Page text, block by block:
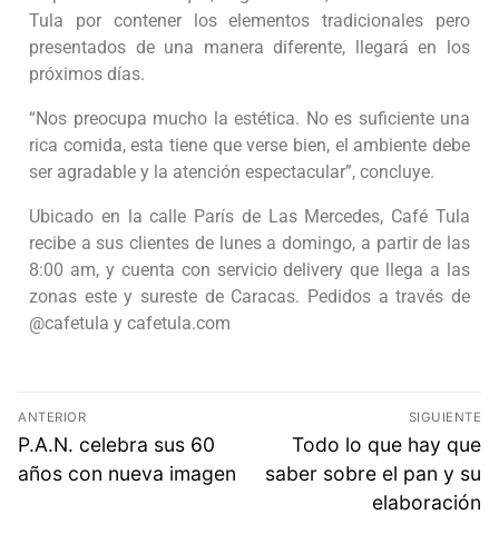
Tula por contener los elementos tradicionales pero
presentados de una manera diferente, llegará en los
próximos días.
“Nos preocupa mucho la estética. No es suficiente una
rica comida, esta tiene que verse bien, el ambiente debe
ser agradable y la atención espectacular”, concluye.
Ubicado en la calle París de Las Mercedes, Café Tula
recibe a sus clientes de lunes a domingo, a partir de las
8:00 am, y cuenta con servicio delivery que llega a las
zonas este y sureste de Caracas. Pedidos a través de
@cafetula y cafetula.com
ANTERIOR
P.A.N. celebra sus 60
años con nueva imagen
SIGUIENTE
Todo lo que hay que
saber sobre el pan y su
elaboración